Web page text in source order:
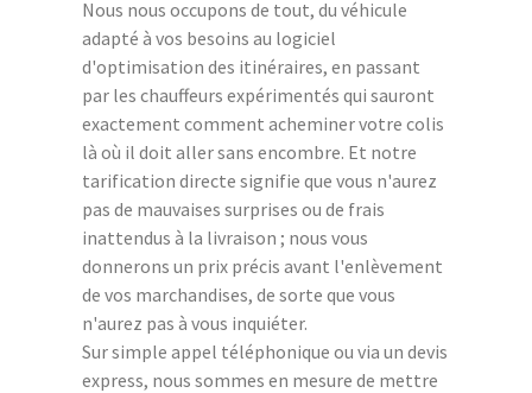
Nous nous occupons de tout, du véhicule
adapté à vos besoins au logiciel
d'optimisation des itinéraires, en passant
par les chauffeurs expérimentés qui sauront
exactement comment acheminer votre colis
là où il doit aller sans encombre. Et notre
tarification directe signifie que vous n'aurez
pas de mauvaises surprises ou de frais
inattendus à la livraison ; nous vous
donnerons un prix précis avant l'enlèvement
de vos marchandises, de sorte que vous
n'aurez pas à vous inquiéter.
Sur simple appel téléphonique ou via un devis
express, nous sommes en mesure de mettre